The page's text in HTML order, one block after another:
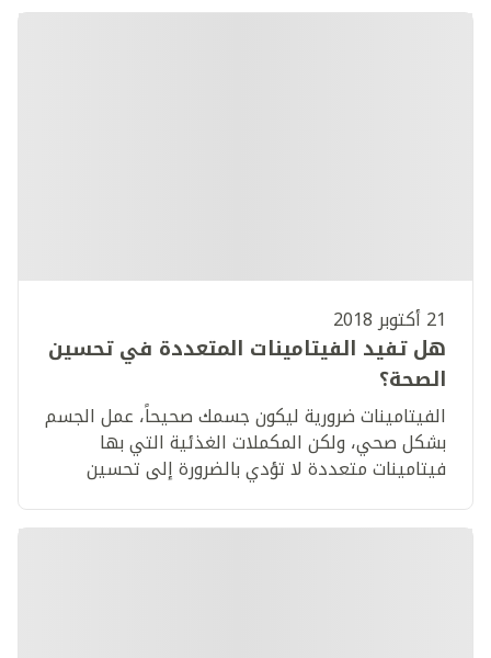
21 أكتوبر 2018
هل تفيد الفيتامينات المتعددة في تحسين
الصحة؟
الفيتامينات ضرورية ليكون جسمك صحيحاً، عمل الجسم
بشكل صحي، ولكن المكملات الغذئية التي بها
فيتامينات متعددة لا تؤدي بالضرورة إلى تحسين